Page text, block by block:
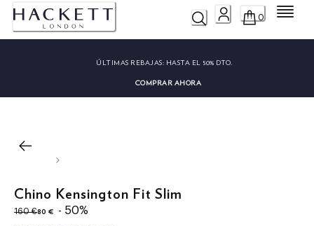
0 Menú
ÚLTIMAS REBAJAS: HASTA EL 50% DTO.
COMPRAR AHORA
Chino Kensington Fit Slim
160 €
original price 160 €
80 €
precio actual 80 €
- 50%